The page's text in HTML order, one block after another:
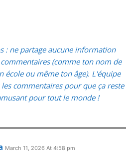
: ne partage aucune information
(comme ton nom de
école ou même ton âge). L'équipe
commentaires pour que ça reste
pour tout le monde !
March 11, 2026 At 4:58 pm